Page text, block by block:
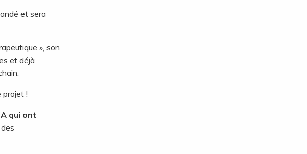
et sera
», son
et déjà
projet !
qui ont